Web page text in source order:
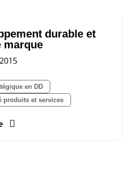
durable et
marque
en DD
produits et services